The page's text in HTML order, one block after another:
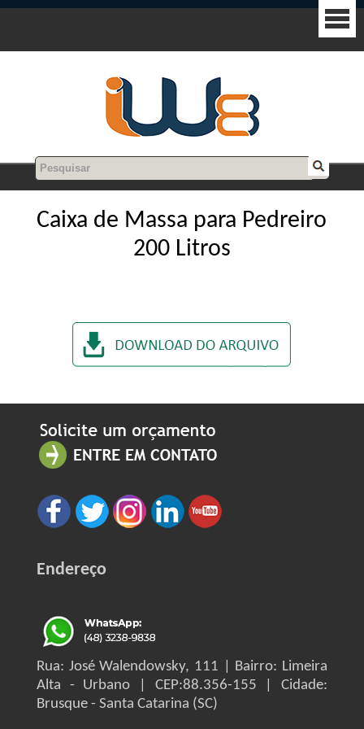
Caixa de Massa para Pedreiro
200 Litros
Endereço
Rua: José Walendowsky, 111 | Bairro: Limeira
Alta - Urbano | CEP:88.356-155 | Cidade:
Brusque - Santa Catarina (SC)